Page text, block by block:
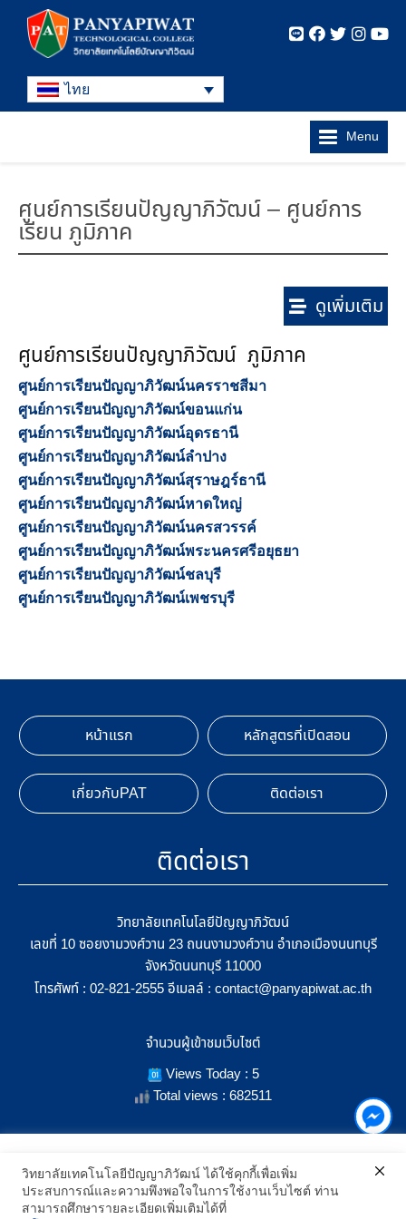
ไทย
Menu
ศูนย์การเรียนปัญญาภิวัฒน์ – ศูนย์การ
เรียน ภูมิภาค
ศูนย์การเรียนปัญญาภิวัฒน์ ภูมิภาค
ศูนย์การเรียนปัญญาภิวัฒน์นครราชสีมา
ศูนย์การเรียนปัญญาภิวัฒน์ขอนแก่น
ศูนย์การเรียนปัญญาภิวัฒน์อุดรธานี
ศูนย์การเรียนปัญญาภิวัฒน์ลำปาง
ศูนย์การเรียนปัญญาภิวัฒน์สุราษฎร์ธานี
ศูนย์การเรียนปัญญาภิวัฒน์หาดใหญ่
ศูนย์การเรียนปัญญาภิวัฒน์นครสวรรค์
ศูนย์การเรียนปัญญาภิวัฒน์พระนครศรีอยุธยา
ศูนย์การเรียนปัญญาภิวัฒน์ชลบุรี
ศูนย์การเรียนปัญญาภิวัฒน์เพชรบุรี
ดูเพิ่มเติม
หน้าแรก หลักสูตรที่เปิดสอน
เกี่ยวกับPAT ติดต่อเรา
ติดต่อเรา
วิทยาลัยเทคโนโลยีปัญญาภิวัฒน์
เลขที่ 10 ซอยงามวงศ์วาน 23 ถนนงามวงศ์วาน อำเภอเมืองนนทบุรี
จังหวัดนนทบุรี 11000
โทรศัพท์ : 02-821-2555 อีเมลล์ : contact@panyapiwat.ac.th
จำนวนผู้เข้าชมเว็บไซต์
Views Today : 5
Total views : 682511
SHOW LOCATION ON MAP
เราใช้คุกกี้เพื่อเพิ่มประสิทธิภาพ และประสบการณ์ที่ดีในการใช้งาน
เว็บไซต์ เมื่อคุณกดยอมรับเราจะสามารถเลือกแสดงสิ่งที่น่าสนใจสำหรับ
คุณได้โดยเฉพาะ และหากคุณต้องการเปลี่ยนการตั้งค่าของคุกกี้
สามารถเลือกตั้งค่าความยินยอมการใช้คุกกี้ได้ โดยคลิก "การตั้งค่า"
วิทยาลัยเทคโนโลยีปัญญาภิวัฒน์ ได้ใช้คุกกี้เพื่อเพิ่ม
ประสบการณ์และความพึงพอใจในการใช้งานเว็บไซต์ ท่าน
สามารถศึกษารายละเอียดเพิ่มเติมได้ที่